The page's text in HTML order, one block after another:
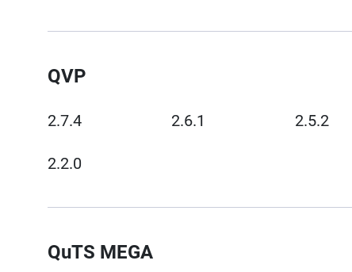
QVP
2.7.4 2.6.1 2.5.2
2.2.0
QuTS MEGA